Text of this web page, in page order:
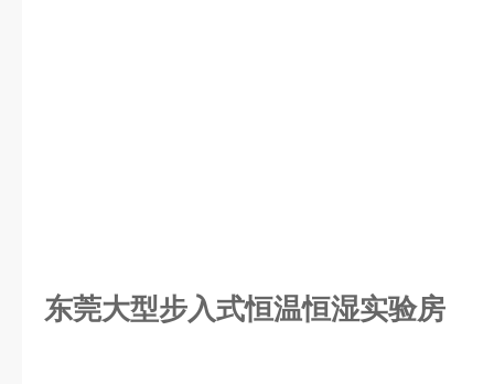
东莞大型步入式恒温恒湿实验房